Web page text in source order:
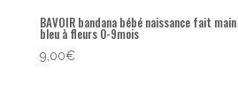
BAVOIR bandana bébé naissance fait
bleu à fleurs 0-9mois
9,00€